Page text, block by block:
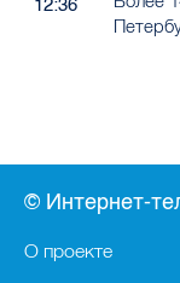
12:36
© Интернет-
О проекте